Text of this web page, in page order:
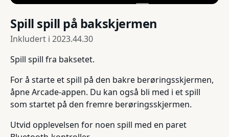
Spill spill på bakskjermen
Inkludert i 2023.44.30
Spill spill fra baksetet.
For å starte et spill på den bakre berøringsskjermen,
åpne Arcade-appen. Du kan også bli med i et spill
som startet på den fremre berøringsskjermen.
Utvid opplevelsen for noen spill med en paret